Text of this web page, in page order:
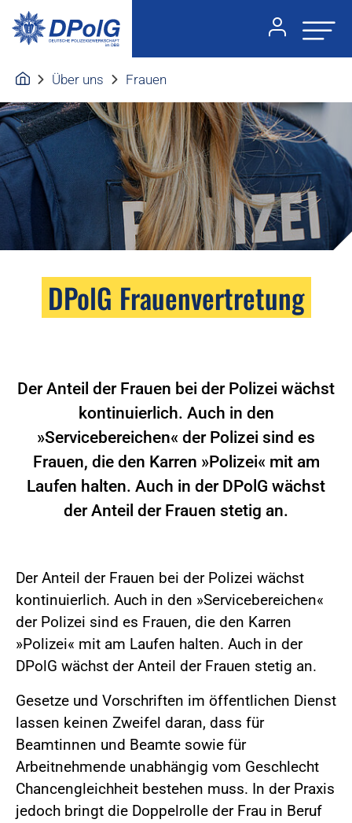
Über uns Frauen
DPolG Frauenvertretung
Der Anteil der Frauen bei der Polizei wächst
kontinuierlich. Auch in den
»Servicebereichen« der Polizei sind es
Frauen, die den Karren »Polizei« mit am
Laufen halten. Auch in der DPolG wächst
der Anteil der Frauen stetig an.
Der Anteil der Frauen bei der Polizei wächst
kontinuierlich. Auch in den »Servicebereichen«
der Polizei sind es Frauen, die den Karren
»Polizei« mit am Laufen halten. Auch in der
DPolG wächst der Anteil der Frauen stetig an.
Gesetze und Vorschriften im öffentlichen Dienst
lassen keinen Zweifel daran, dass für
Beamtinnen und Beamte sowie für
Arbeitnehmende unabhängig vom Geschlecht
Chancengleichheit bestehen muss. In der Praxis
jedoch bringt die Doppelrolle der Frau in Beruf